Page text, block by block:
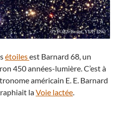
étoilesest Barnard 68, un
450 années-lumière. C’est à
américain E. E. Barnard
laVoie lactée.
68, la botte du Père Noël